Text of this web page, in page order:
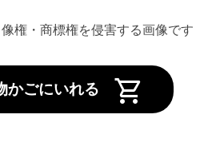
権・商標権を侵害する画像です
shopping_cart